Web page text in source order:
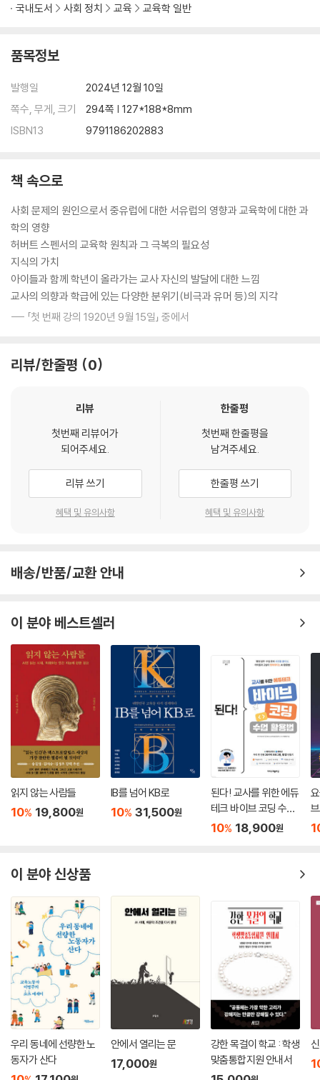
국내도서 사회 정치 교육 교육학 일반
품목정보
발행일
2024년 12월 10일
쪽수, 무게, 크기
294쪽 | 127*188*8mm
ISBN13
9791186202883
책 속으로
사회 문제의 원인으로서 중유럽에 대한 서유럽의 영향과 교육학에 대한 과
학의 영향
허버트 스펜서의 교육학 원칙과 그 극복의 필요성
지식의 가치
아이들과 함께 학년이 올라가는 교사 자신의 발달에 대한 느낌
교사의 의향과 학급에 있는 다양한 분위기(비극과 유머 등)의 지각
--- 「첫 번째 강의 1920년 9월 15일」 중에서
리뷰/한줄평 0
리뷰
첫번째 리뷰어가
되어주세요.
리뷰 쓰기
혜택 및 유의사항
한줄평
첫번째 한줄평을
남겨주세요.
한줄평 쓰기
혜택 및 유의사항
배송/반품/교환 안내
이 분야 베스트셀러
읽지 않는 사람들
10% 19,800원
IB를 넘어 KB로
10% 31,500원
된다! 교사를 위한 에듀
테크 바이브 코딩 수업
활용법
10% 18,900원
h
이 분야 신상품
우리 동네에 선량한 노
동자가 산다
안에서 열리는 문
17,000원
강한 목걸이 학교 : 학생
맞춤통합지원 안내서